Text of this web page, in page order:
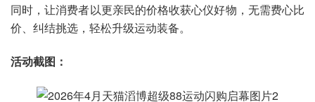
同时，让消费者以更亲民的价格收获心仪好物，无需费心比
价、纠结挑选，轻松升级运动装备。
活动截图：